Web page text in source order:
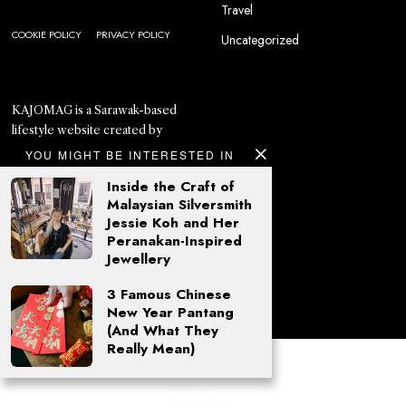
YOU MIGHT BE INTERESTED IN
Inside the Craft of
Malaysian Silversmith
Jessie Koh and Her
Peranakan-Inspired
Jewellery
3 Famous Chinese
New Year Pantang
(And What They
Really Mean)
COOKIE POLICY PRIVACY POLICY
Travel
Uncategorized
KAJOMAG is a Sarawak-based
lifestyle website created by
Sarawakian women who
believe that the unique region
of Borneo has so many
untapped stories left to explore
and showcase to the world.